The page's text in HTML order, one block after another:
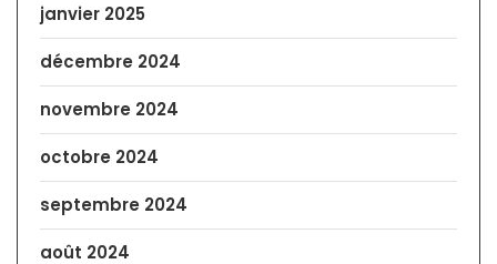
janvier 2025
décembre 2024
novembre 2024
octobre 2024
septembre 2024
août 2024